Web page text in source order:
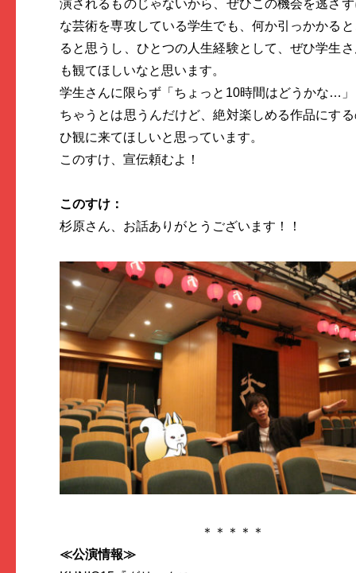
演されるものじゃないから、ぜひこの機会を逃さ
な芸術を専攻している学生でも、何か引っかかる
ると思うし、ひとつの人生経験として、ぜひ学生
も観てほしいなと思います。
学生さんに限らず「ちょっと10時間はどうかな…
ちゃうとは思うんだけど、絶対楽しめる作品にす
ひ観に来てほしいと思っています。
このすけ、宣伝頼むよ！
このすけ：
杉原さん、お話ありがとうございます！！
＊＊＊＊＊
≪公演情報≫